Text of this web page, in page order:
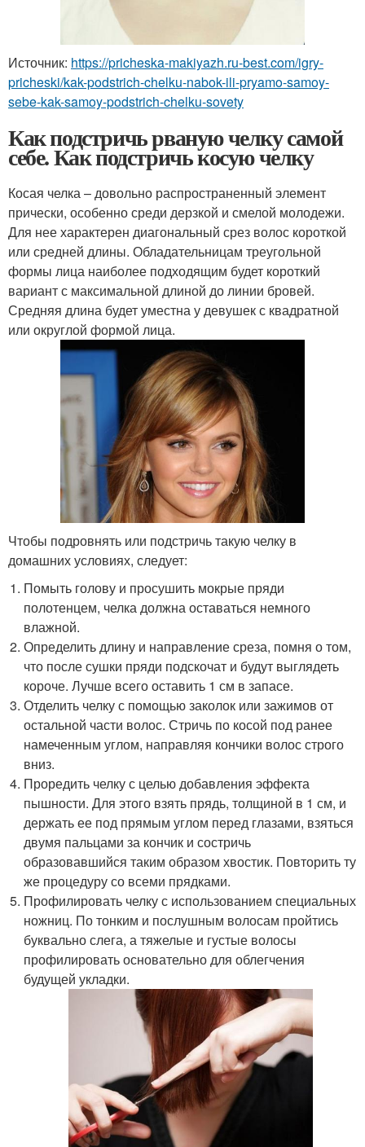
Источник: https://pricheska-makiyazh.ru-best.com/igry-
pricheski/kak-podstrich-chelku-nabok-ili-pryamo-samoy-
sebe-kak-samoy-podstrich-chelku-sovety
Как подстричь рваную челку самой
себе. Как подстричь косую челку
Косая челка – довольно распространенный элемент
прически, особенно среди дерзкой и смелой молодежи.
Для нее характерен диагональный срез волос короткой
или средней длины. Обладательницам треугольной
формы лица наиболее подходящим будет короткий
вариант с максимальной длиной до линии бровей.
Средняя длина будет уместна у девушек с квадратной
или округлой формой лица.
Чтобы подровнять или подстричь такую челку в
домашних условиях, следует:
Помыть голову и просушить мокрые пряди
полотенцем, челка должна оставаться немного
влажной.
Определить длину и направление среза, помня о том,
что после сушки пряди подскочат и будут выглядеть
короче. Лучше всего оставить 1 см в запасе.
Отделить челку с помощью заколок или зажимов от
остальной части волос. Стричь по косой под ранее
намеченным углом, направляя кончики волос строго
вниз.
Проредить челку с целью добавления эффекта
пышности. Для этого взять прядь, толщиной в 1 см, и
держать ее под прямым углом перед глазами, взяться
двумя пальцами за кончик и состричь
образовавшийся таким образом хвостик. Повторить ту
же процедуру со всеми прядками.
Профилировать челку с использованием специальных
ножниц. По тонким и послушным волосам пройтись
буквально слега, а тяжелые и густые волосы
профилировать основательно для облегчения
будущей укладки.